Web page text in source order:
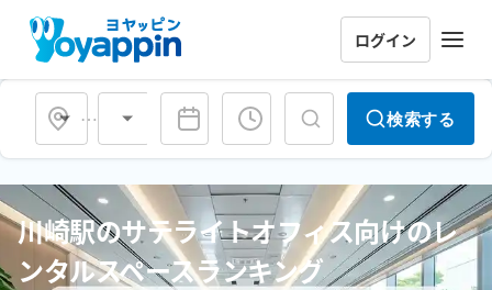
ログイン
会場タイプ 検索する
川崎駅のサテライトオフィス向けのレ
ンタルスペースランキング